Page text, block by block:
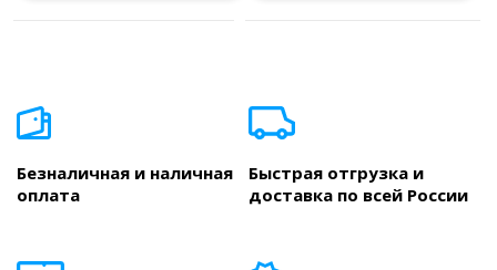
Безналичная и наличная
оплата
Быстрая отгрузка и
доставка по всей России